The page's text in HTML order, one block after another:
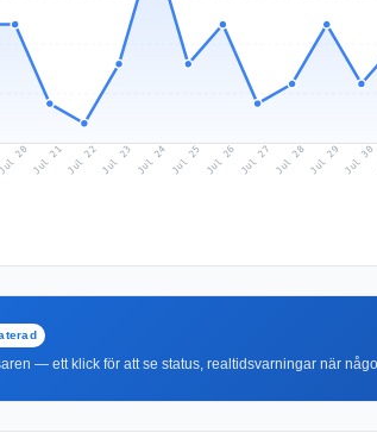
Jul 20 Jul 21Jul 22Jul 23 Jul 24 Jul 25 Jul 26 Jul 27 Jul 28Jul 29 Jul 30
— ett klick för att se status, realtidsvarningar när